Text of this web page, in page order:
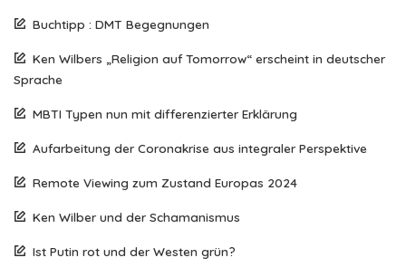
Buchtipp : DMT Begegnungen
Ken Wilbers „Religion auf Tomorrow“ erscheint in deutscher
Sprache
MBTI Typen nun mit differenzierter Erklärung
Aufarbeitung der Coronakrise aus integraler Perspektive
Remote Viewing zum Zustand Europas 2024
Ken Wilber und der Schamanismus
Ist Putin rot und der Westen grün?